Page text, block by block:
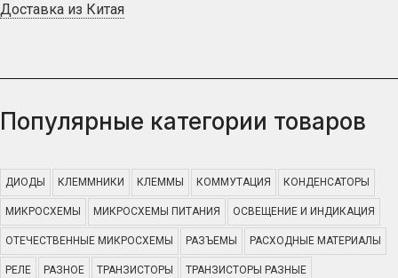
Доставка из Китая
Популярные категории товаров
ДИОДЫ КЛЕММНИКИ КЛЕММЫ КОММУТАЦИЯ КОНДЕНСАТОРЫ
МИКРОСХЕМЫ МИКРОСХЕМЫ ПИТАНИЯ ОСВЕЩЕНИЕ И ИНДИКАЦИЯ
ОТЕЧЕСТВЕННЫЕ МИКРОСХЕМЫ РАЗЪЕМЫ РАСХОДНЫЕ МАТЕРИАЛЫ
РЕЛЕ РАЗНОЕ ТРАНЗИСТОРЫ ТРАНЗИСТОРЫ РАЗНЫЕ